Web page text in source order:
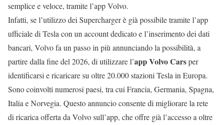
semplice e veloce, tramite l’app Volvo.
Infatti, se l’utilizzo dei Supercharger è già possibile tramite l’app
ufficiale di Tesla con un account dedicato e l’inserimento dei dati
bancari, Volvo fa un passo in più annunciando la possibilità, a
partire dalla fine del 2026, di utilizzare l’app Volvo Carsper
identificarsi e ricaricare su oltre 20.000 stazioni Tesla in Europa.
Sono coinvolti numerosi paesi, tra cui Francia, Germania, Spagna,
Italia e Norvegia. Questo annuncio consente di migliorare la rete
di ricarica offerta da Volvo sull’app, che offre già l’accesso a oltre